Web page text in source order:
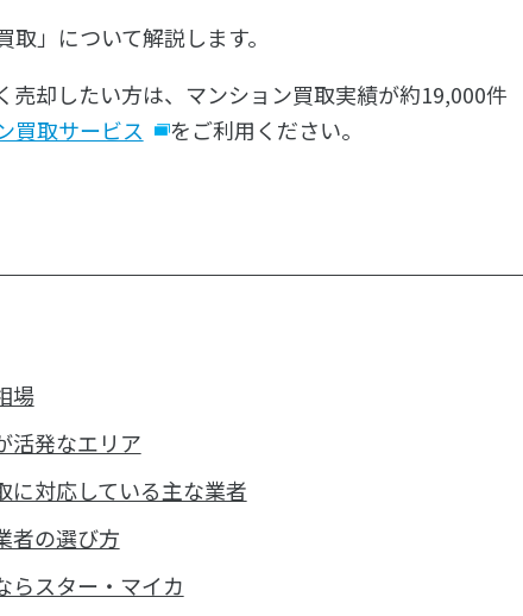
」について解説します。
売却したい方は、マンション買取実績が約19,000件
買取サービス をご利用ください。
場
活発なエリア
に対応している主な業者
者の選び方
らスター・マイカ